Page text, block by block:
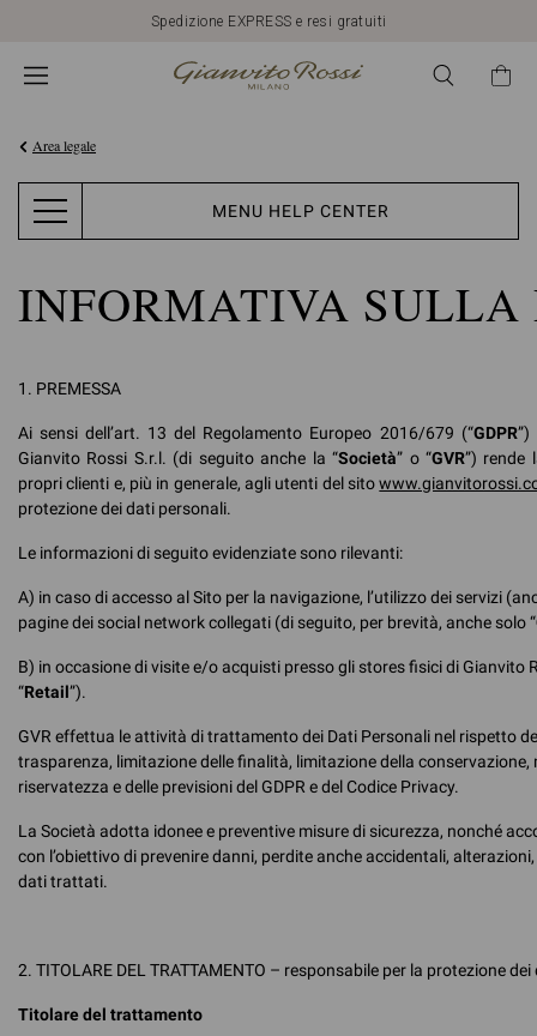
Spedizione EXPRESS e resi gratuiti
Area legale
MENU HELP CENTER
INFORMATIVA SULLA
1. PREMESSA
Ai sensi dell’art. 13 del Regolamento Europeo 2016/679 (“GDPR”)
Gianvito Rossi S.r.l. (di seguito anche la “Società” o “GVR”) rende
propri clienti e, più in generale, agli utenti del sito
protezione dei dati personali.
Le informazioni di seguito evidenziate sono rilevanti:
A) in caso di accesso al Sito per la navigazione, l’utilizzo dei servizi
pagine dei social network collegati (di seguito, per brevità, anche solo “
B) in occasione di visite e/o acquisti presso gli stores fisici di Gianvito
“Retail”).
GVR effettua le attività di trattamento dei Dati Personali nel rispetto
trasparenza, limitazione delle finalità, limitazione della
riservatezza e delle previsioni del GDPR e del Codice Privacy.
La Società adotta idonee e preventive misure di sicurezza, nonché
con l’obiettivo di prevenire danni, perdite anche accidentali,
dati trattati.
2. TITOLARE DEL TRATTAMENTO – responsabile per la protezione
Titolare del trattamento